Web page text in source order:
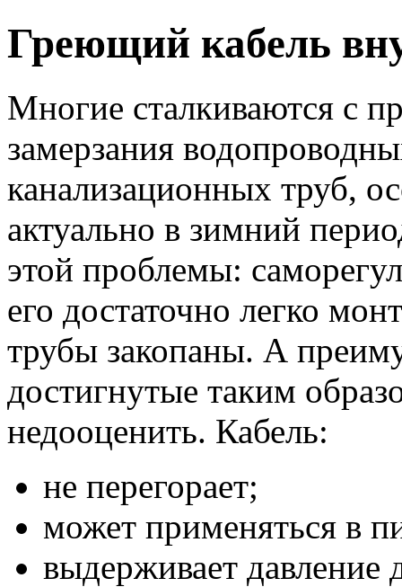
Греющий кабель
Многие сталкиваются с
замерзания
канализационных труб,
актуально в зимний
этой проблемы:
его достаточно легко
трубы закопаны. А
достигнутые таким
недооценить. Кабель:
не перегорает;
может применяться в
выдерживает давление